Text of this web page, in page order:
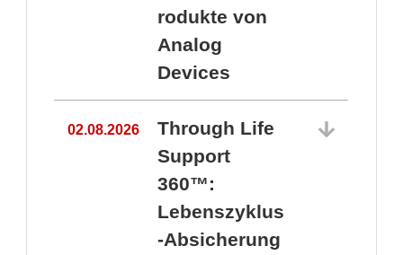
rodukte von
Analog
Devices
02.08.2026
Through Life
Support
360™:
Lebenszyklus
-Absicherung